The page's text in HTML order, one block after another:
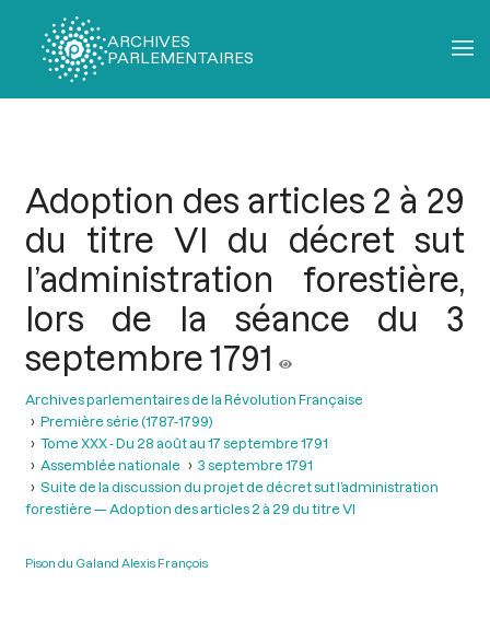
ARCHIVES
PARLEMENTAIRES
Adoption des articles 2 à 29
du titre VI du décret sut
l’administration forestière,
lors de la séance du 3
septembre 1791
Archives parlementaires de la Révolution Française
Première série (1787-1799)
Tome XXX - Du 28 août au 17 septembre 1791
Assemblée nationale
3 septembre 1791
Suite de la discussion du projet de décret sut l’administration
forestière — Adoption des articles 2 à 29 du titre VI
Pison du Galand Alexis François